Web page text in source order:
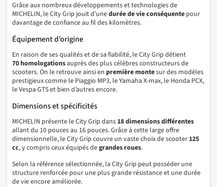
Grâce aux nombreux développements et technologies de
MICHELIN, le City Grip jouit d’unedurée de vie conséquente pour
davantage de confiance au fil des kilomètres.
Équipement d’origine
En raison de ses qualités et de sa fiabilité, le City Grip détient
70 homologationsauprès des plus célèbres constructeurs de
scooters. On le retrouve ainsi en première montesur des modèles
prestigieux comme le Piaggio MP3, le Yamaha X-max, le Honda PCX,
le Vespa GTS et bien d’autres encore.
Dimensions et spécificités
MICHELIN présente le City Grip dans 18 dimensions différentes
allant du 10 pouces au 16 pouces. Grâce à cette large offre
dimensionnelle, le City Grip couvre un vaste choix de scooter 125
cc, y compris ceux équipés degrandes roues.
Selon la référence sélectionnée, la City Grip peut posséder une
structure renforcée pour une plus grande résistance et une durée
de vie encore améliorée.